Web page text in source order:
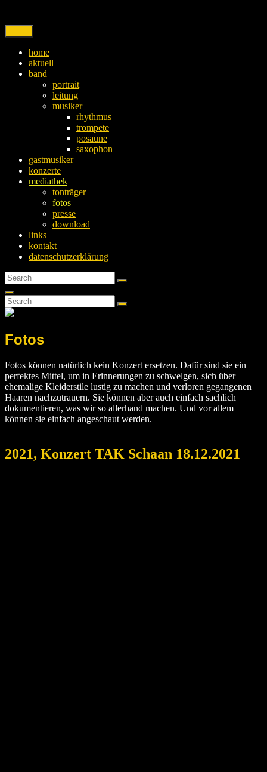
home
aktuell
band
portrait
leitung
musiker
rhythmus
trompete
posaune
saxophon
gastmusiker
konzerte
mediathek
tonträger
fotos
presse
download
links
kontakt
datenschutzerklärung
Search
for:
Search
Search
Search
for:
Search
Fotos
Fotos können natürlich kein Konzert ersetzen. Dafür sind sie ein
perfektes Mittel, um in Erinnerungen zu schwelgen, sich über
ehemalige Kleiderstile lustig zu machen und verloren gegangenen
Haaren nachzutrauern. Sie können aber auch einfach sachlich
dokumentieren, was wir so allerhand machen. Und vor allem
können sie einfach angeschaut werden.
2021, Konzert TAK Schaan 18.12.2021